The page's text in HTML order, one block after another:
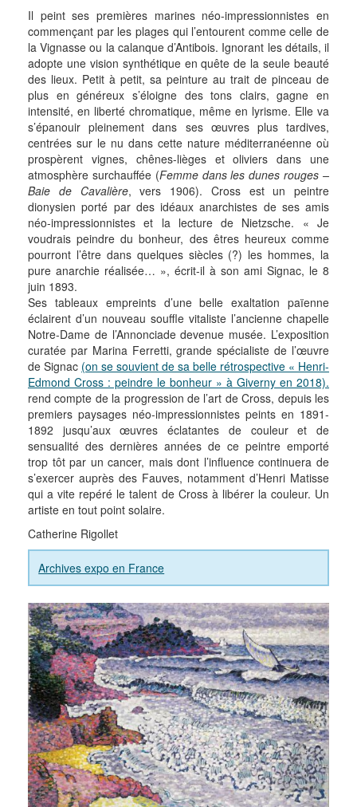
Il peint ses premières marines néo-impressionnistes en
commençant par les plages qui l’entourent comme celle de
la Vignasse ou la calanque d’Antibois. Ignorant les détails, il
adopte une vision synthétique en quête de la seule beauté
des lieux. Petit à petit, sa peinture au trait de pinceau de
plus en généreux s’éloigne des tons clairs, gagne en
intensité, en liberté chromatique, même en lyrisme. Elle va
s’épanouir pleinement dans ses œuvres plus tardives,
centrées sur le nu dans cette nature méditerranéenne où
prospèrent vignes, chênes-lièges et oliviers dans une
atmosphère surchauffée (Femme dans les dunes rouges –
Baie de Cavalière, vers 1906). Cross est un peintre
dionysien porté par des idéaux anarchistes de ses amis
néo-impressionnistes et la lecture de Nietzsche. « Je
voudrais peindre du bonheur, des êtres heureux comme
pourront l’être dans quelques siècles (?) les hommes, la
pure anarchie réalisée… », écrit-il à son ami Signac, le 8
juin 1893.
Ses tableaux empreints d’une belle exaltation païenne
éclairent d’un nouveau souffle vitaliste l’ancienne chapelle
Notre-Dame de l’Annonciade devenue musée. L’exposition
curatée par Marina Ferretti, grande spécialiste de l’œuvre
de Signac (on se souvient de sa belle rétrospective « Henri-
Edmond Cross : peindre le bonheur » à Giverny en 2018).
rend compte de la progression de l’art de Cross, depuis les
premiers paysages néo-impressionnistes peints en 1891-
1892 jusqu’aux œuvres éclatantes de couleur et de
sensualité des dernières années de ce peintre emporté
trop tôt par un cancer, mais dont l’influence continuera de
s’exercer auprès des Fauves, notamment d’Henri Matisse
qui a vite repéré le talent de Cross à libérer la couleur. Un
artiste en tout point solaire.
Catherine Rigollet
Archives expo en France